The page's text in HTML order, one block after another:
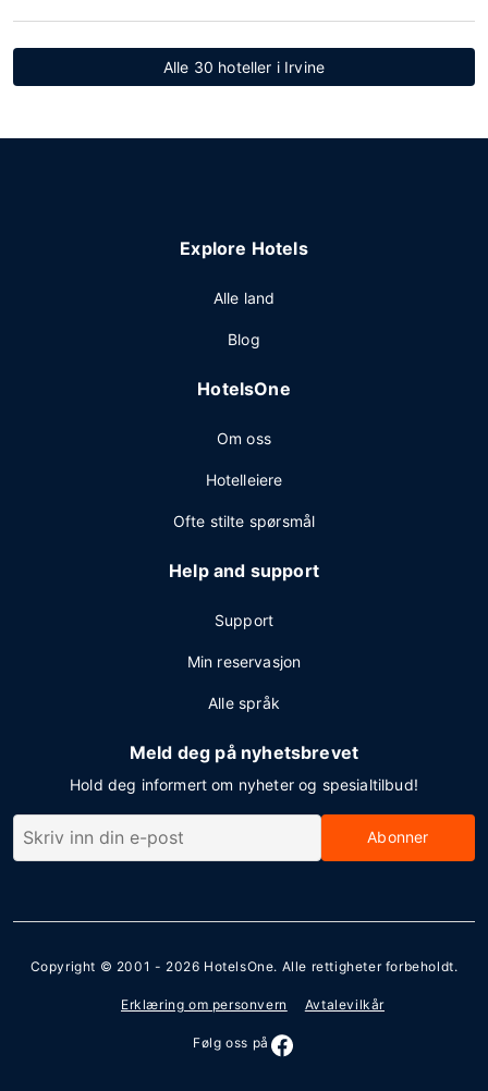
Alle 30 hoteller i Irvine
Explore Hotels
Alle land
Blog
HotelsOne
Om oss
Hotelleiere
Ofte stilte spørsmål
Help and support
Support
Min reservasjon
Alle språk
Meld deg på nyhetsbrevet
Hold deg informert om nyheter og spesialtilbud!
Abonner
Copyright © 2001 - 2026 HotelsOne. Alle rettigheter forbeholdt.
Erklæring om personvern Avtalevilkår
Følg oss på